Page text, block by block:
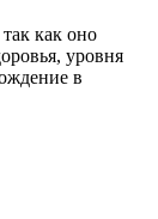
как оно
уровня
в